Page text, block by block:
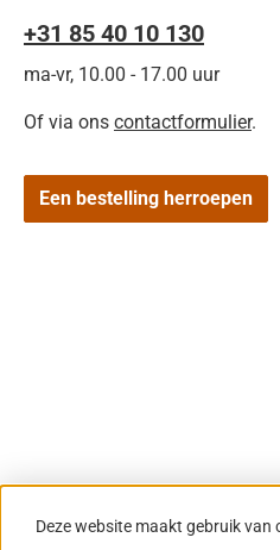
+31 85 40 10 130
ma-vr, 10.00 - 17.00 uur
Of via ons contactformulier.
Een bestelling herroepen
Deze website maakt gebruik van